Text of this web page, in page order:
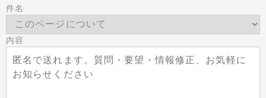
件名
内容